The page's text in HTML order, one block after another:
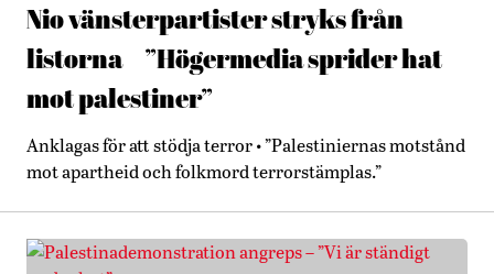
Nio vänsterpartister stryks från
listorna – ”Högermedia sprider hat
mot palestiner”
Anklagas för att stödja terror • ”Palestiniernas motstånd
mot apartheid och folkmord terrorstämplas.”